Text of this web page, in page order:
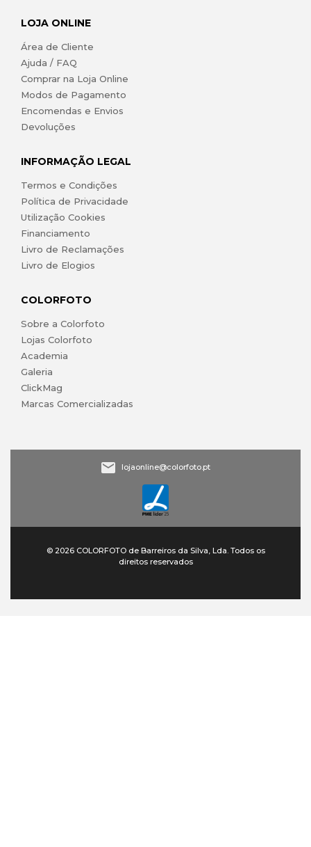
LOJA ONLINE
Área de Cliente
Ajuda / FAQ
Comprar na Loja Online
Modos de Pagamento
Encomendas e Envios
Devoluções
INFORMAÇÃO LEGAL
Termos e Condições
Política de Privacidade
Utilização Cookies
Financiamento
Livro de Reclamações
Livro de Elogios
COLORFOTO
Sobre a Colorfoto
Lojas Colorfoto
Academia
Galeria
ClickMag
Marcas Comercializadas
lojaonline@colorfoto.pt
© 2026 COLORFOTO de Barreiros da Silva, Lda. Todos os
direitos reservados